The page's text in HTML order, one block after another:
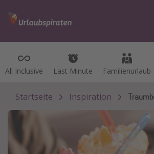
All Inclusive Last Minute Familienurlaub
All Inclusive Last Minute Familienurlaub
Kategorien
Flüge
Hotel
Kreuzfahrten
Startseite Inspiration